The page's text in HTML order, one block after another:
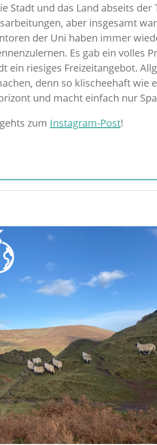
Stadt und das Land abseits
aber insgesamt
der Uni haben immer
Es gab ein volles
ein riesiges Freizeitangebot.
denn so klischeehaft wie
und macht einfach nur
zum Instagram-Post!